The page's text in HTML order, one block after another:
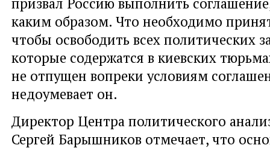
каким образом. Что необходимо
чтобы освободить всех политических
которые содержатся в киевских
не отпущен вопреки условиям
недоумевает он.
Директор Центра политического
Сергей Барышников отмечает, что